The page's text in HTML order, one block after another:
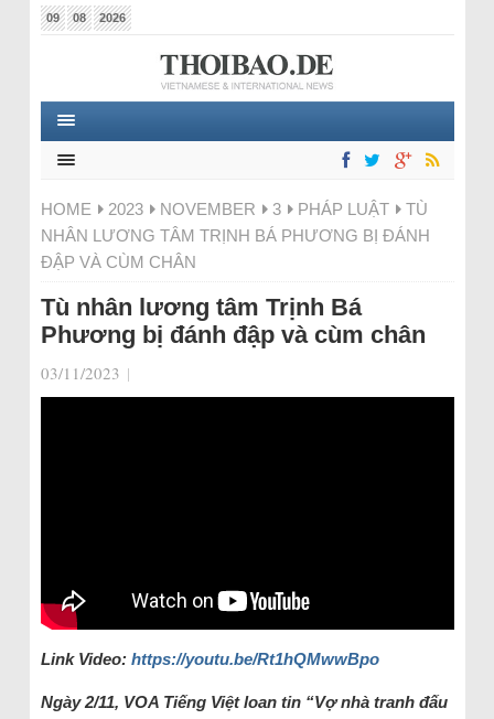
09 08 2026
HOME 2023 NOVEMBER 3 PHÁP LUẬT
TÙ
NHÂN LƯƠNG TÂM TRỊNH BÁ PHƯƠNG BỊ ĐÁNH
ĐẬP VÀ CÙM CHÂN
Tù nhân lương tâm Trịnh Bá
Phương bị đánh đập và cùm chân
03/11/2023 |
Link Video: https://youtu.be/Rt1hQMwwBpo
Ngày 2/11, VOA Tiếng Việt loan tin “Vợ nhà tranh đấu